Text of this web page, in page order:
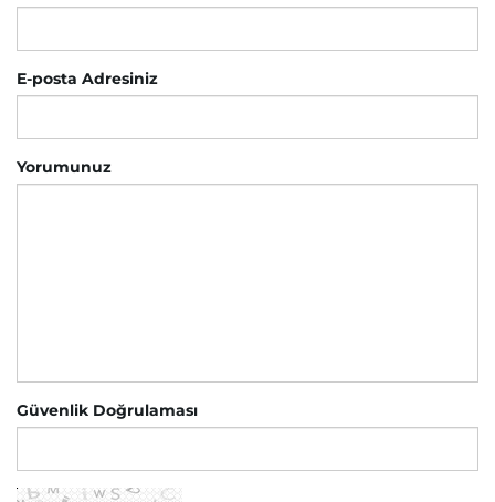
E-posta Adresiniz
Yorumunuz
Güvenlik Doğrulaması